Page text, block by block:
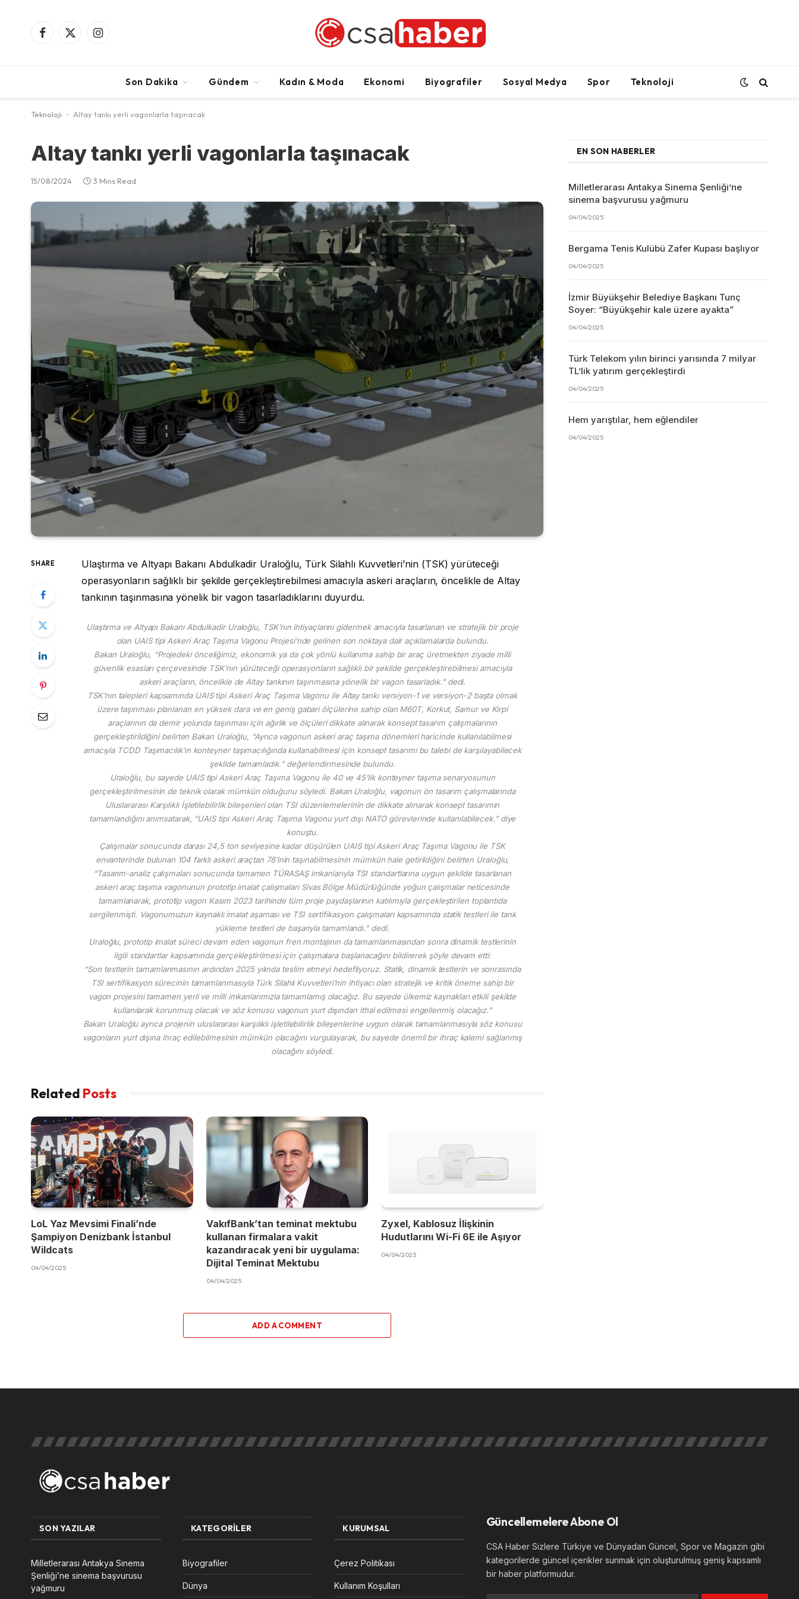
Facebook
X
Instagram
Son Dakika Gündem Kadın & Moda Ekonomi Biyografiler Sosyal Medya Spor Teknoloji
Teknoloji - Altay tankı yerli vagonlarla taşınacak
Altay tankı yerli vagonlarla taşınacak
15/08/2024 3 Mins Read
SHARE
Ulaştırma ve Altyapı Bakanı Abdulkadir Uraloğlu, Türk Silahlı Kuvvetleri’nin (TSK) yürüteceği
operasyonların sağlıklı bir şekilde gerçekleştirebilmesi amacıyla askeri araçların, öncelikle de Altay
tankının taşınmasına yönelik bir vagon tasarladıklarını duyurdu.
Ulaştırma ve Altyapı Bakanı Abdulkadir Uraloğlu, TSK’nın ihtiyaçlarını gidermek amacıyla tasarlanan ve stratejik bir proje
olan UAIS tipi Askeri Araç Taşıma Vagonu Projesi’nde gelinen son noktaya dair açıklamalarda bulundu.
Bakan Uraloğlu, “Projedeki önceliğimiz, ekonomik ya da çok yönlü kullanıma sahip bir araç üretmekten ziyade milli
güvenlik esasları çerçevesinde TSK’nın yürüteceği operasyonların sağlıklı bir şekilde gerçekleştirebilmesi amacıyla
askeri araçların, öncelikle de Altay tankının taşınmasına yönelik bir vagon tasarladık.” dedi.
TSK’nın talepleri kapsamında UAIS tipi Askeri Araç Taşıma Vagonu ile Altay tankı versiyon-1 ve versiyon-2 başta olmak
üzere taşınması planlanan en yüksek dara ve en geniş gabari ölçülerine sahip olan M60T, Korkut, Samur ve Kirpi
araçlarının da demir yolunda taşınması için ağırlık ve ölçüleri dikkate alınarak konsept tasarım çalışmalarının
gerçekleştirildiğini belirten Bakan Uraloğlu, “Ayrıca vagonun askeri araç taşıma dönemleri haricinde kullanılabilmesi
amacıyla TCDD Taşımacılık’ın konteyner taşımacılığında kullanabilmesi için konsept tasarımı bu talebi de karşılayabilecek
şekilde tamamladık.” değerlendirmesinde bulundu.
Uraloğlu, bu sayede UAIS tipi Askeri Araç Taşıma Vagonu ile 40 ve 45’lik konteyner taşıma senaryosunun
gerçekleştirilmesinin de teknik olarak mümkün olduğunu söyledi. Bakan Uraloğlu, vagonun ön tasarım çalışmalarında
Uluslararası Karşılıklı İşletilebilirlik bileşenleri olan TSI düzenlemelerinin de dikkate alınarak konsept tasarımın
tamamlandığını anımsatarak, “UAIS tipi Askeri Araç Taşıma Vagonu yurt dışı NATO görevlerinde kullanılabilecek.” diye
konuştu.
Çalışmalar sonucunda darası 24,5 ton seviyesine kadar düşürülen UAIS tipi Askeri Araç Taşıma Vagonu ile TSK
envanterinde bulunan 104 farklı askeri araçtan 78’inin taşınabilmesinin mümkün hale getirildiğini belirten Uraloğlu,
“Tasarım-analiz çalışmaları sonucunda tamamen TÜRASAŞ imkanlarıyla TSI standartlarına uygun şekilde tasarlanan
askeri araç taşıma vagonunun prototip imalat çalışmaları Sivas Bölge Müdürlüğünde yoğun çalışmalar neticesinde
tamamlanarak, prototip vagon Kasım 2023 tarihinde tüm proje paydaşlarının katılımıyla gerçekleştirilen toplantıda
sergilenmişti. Vagonumuzun kaynaklı imalat aşaması ve TSI sertifikasyon çalışmaları kapsamında statik testleri ile tank
yükleme testleri de başarıyla tamamlandı.” dedi.
Uraloğlu, prototip imalat süreci devam eden vagonun fren montajının da tamamlanmasından sonra dinamik testlerinin
ilgili standartlar kapsamında gerçekleştirilmesi için çalışmalara başlanacağını bildirerek şöyle devam etti:
“Son testlerin tamamlanmasının ardından 2025 yılında teslim etmeyi hedefliyoruz. Statik, dinamik testlerin ve sonrasında
TSI sertifikasyon sürecinin tamamlanmasıyla Türk Silahlı Kuvvetleri’nin ihtiyacı olan stratejik ve kritik öneme sahip bir
vagon projesini tamamen yerli ve milli imkanlarımızla tamamlamış olacağız. Bu sayede ülkemiz kaynakları etkili şekilde
kullanılarak korunmuş olacak ve söz konusu vagonun yurt dışından ithal edilmesi engellenmiş olacağız.”
Bakan Uraloğlu ayrıca projenin uluslararası karşılıklı işletilebilirlik bileşenlerine uygun olarak tamamlanmasıyla söz konusu
vagonların yurt dışına ihraç edilebilmesinin mümkün olacağını vurgulayarak, bu sayede önemli bir ihraç kalemi sağlanmış
olacağını söyledi.
Related Posts
LoL Yaz Mevsimi Finali’nde
Şampiyon Denizbank İstanbul
Wildcats
04/04/2025
VakıfBank’tan teminat mektubu
kullanan firmalara vakit
kazandıracak yeni bir uygulama:
Dijital Teminat Mektubu
04/04/2025
Zyxel, Kablosuz İlişkinin
Hudutlarını Wi-Fi 6E ile Aşıyor
04/04/2025
ADD A COMMENT
EN SON HABERLER
Milletlerarası Antakya Sinema Şenliği’ne
sinema başvurusu yağmuru
04/04/2025
Bergama Tenis Kulübü Zafer Kupası başlıyor
04/04/2025
İzmir Büyükşehir Belediye Başkanı Tunç
Soyer: “Büyükşehir kale üzere ayakta”
04/04/2025
Türk Telekom yılın birinci yarısında 7 milyar
TL’lik yatırım gerçekleştirdi
04/04/2025
Hem yarıştılar, hem eğlendiler
04/04/2025
SON YAZILAR
Milletlerarası Antakya Sinema
Şenliği’ne sinema başvurusu
yağmuru
KATEGORILER
Biyografiler
Dünya
KURUMSAL
Çerez Politikası
Kullanım Koşulları
Güncellemelere Abone Ol
CSA Haber Sizlere Türkiye ve Dünyadan Güncel, Spor ve Magazin gibi
kategorilerde güncel içerikler sunmak için oluşturulmuş geniş kapsamlı
bir haber platformudur.